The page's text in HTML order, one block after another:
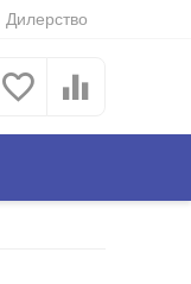
Дилерство